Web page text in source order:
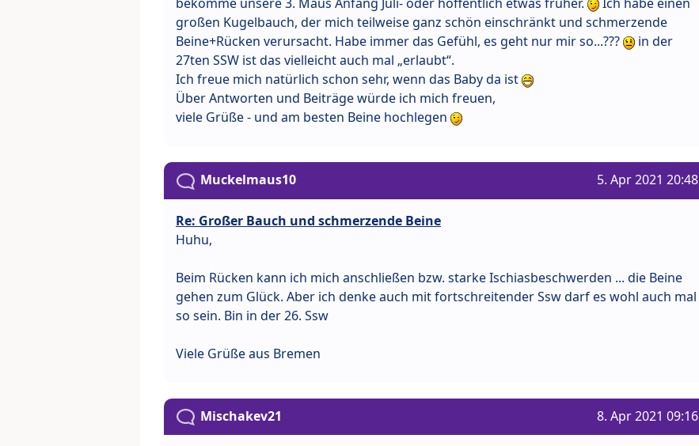
bekomme unsere 3. Maus Anfang Juli- oder hoffentlich etwas früher.
Ich habe einen
großen Kugelbauch, der mich teilweise ganz schön einschränkt und schmerzende
Beine+Rücken verursacht. Habe immer das Gefühl, es geht nur mir so...???
in der
27ten SSW ist das vielleicht auch mal „erlaubt“.
Ich freue mich natürlich schon sehr, wenn das Baby da ist
Über Antworten und Beiträge würde ich mich freuen,
viele Grüße - und am besten Beine hochlegen
Muckelmaus10 5. Apr 2021 20:48
Re: Großer Bauch und schmerzende Beine
Huhu,
Beim Rücken kann ich mich anschließen bzw. starke Ischiasbeschwerden ... die Beine
gehen zum Glück. Aber ich denke auch mit fortschreitender Ssw darf es wohl auch mal
so sein. Bin in der 26. Ssw
Viele Grüße aus Bremen
Mischakev21 8. Apr 2021 09:16